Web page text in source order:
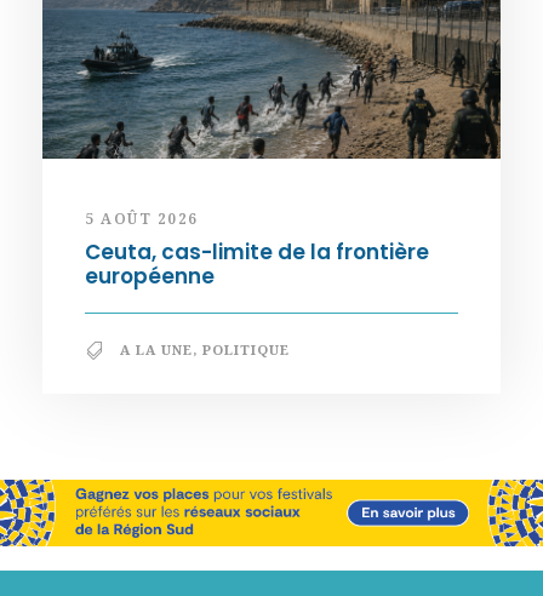
5 AOÛT 2026
Ceuta, cas-limite de la frontière
européenne
A LA UNE, POLITIQUE